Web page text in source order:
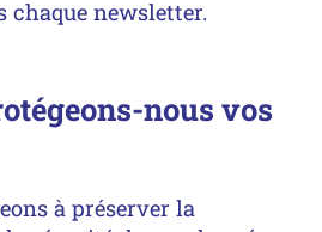
chaque newsletter.
nous vos
à préserver la